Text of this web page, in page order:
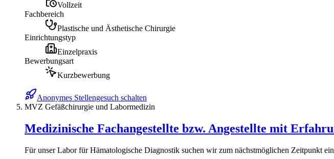
Vollzeit
Fachbereich
Plastische und Ästhetische Chirurgie
Einrichtungstyp
Einzelpraxis
Bewerbungsart
Kurzbewerbung
Anonymes Stellengesuch schalten
MVZ Gefäßchirurgie und Labormedizin
Medizinische Fachangestellte bzw. Angestellte mit
Für unser Labor für Hämatologische Diagnostik suchen wir zum nächstmöglichen Zeitpunkt